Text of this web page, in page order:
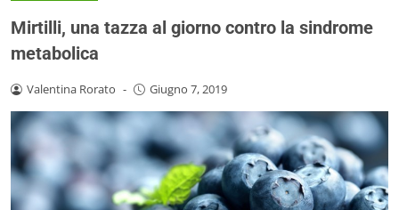
Mirtilli, una tazza al giorno contro la sindrome
metabolica
Valentina Rorato - Giugno 7, 2019